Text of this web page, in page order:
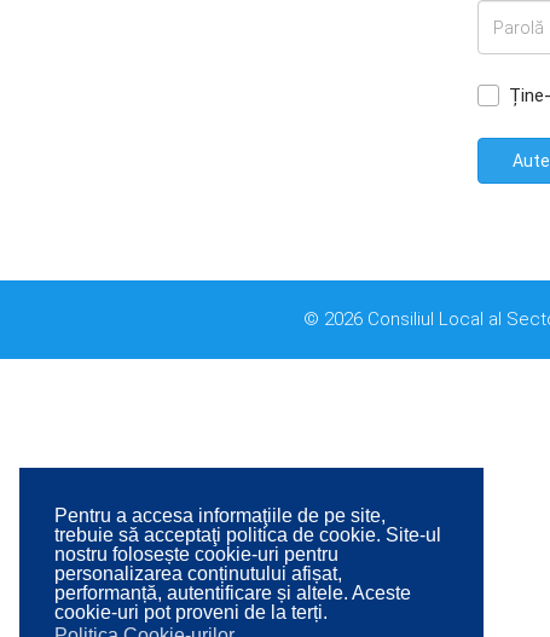
Pentru a accesa informaţiile de pe site,
trebuie să acceptaţi politica de cookie. Site-ul
nostru folosește cookie-uri pentru
personalizarea conținutului afișat,
performanță, autentificare și altele. Aceste
cookie-uri pot proveni de la terți.
© 2026 Consiliul Local al